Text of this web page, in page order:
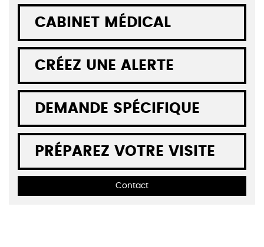
CABINET MÉDICAL
CRÉEZ UNE ALERTE
DEMANDE SPÉCIFIQUE
PRÉPAREZ VOTRE VISITE
Contact